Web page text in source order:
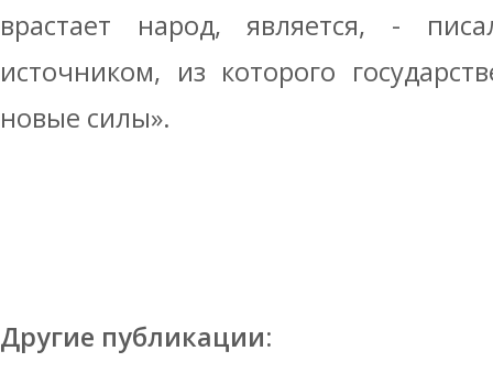
врастает народ, является, -
источником, из которого
новые силы».
Другие публикации: